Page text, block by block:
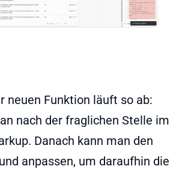
neuen Funktion läuft so ab:
nach der fraglichen Stelle im
Danach kann man den
anpassen, um daraufhin die